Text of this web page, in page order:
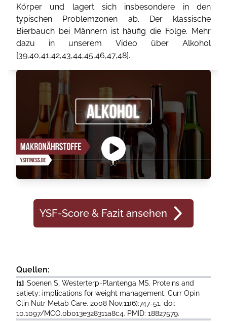
Körper und lagert sich insbesondere in den
typischen Problemzonen ab. Der klassische
Bierbauch bei Männern ist häufig die Folge. Mehr
dazu in unserem Video über Alkohol
[39,40,41,42,43,44,45,46,47,48].
YSF-Score & Fazit ansehen
Quellen:
[1] Soenen S, Westerterp-Plantenga MS. Proteins and
satiety: implications for weight management. Curr Opin
Clin Nutr Metab Care. 2008 Nov;11(6):747-51. doi:
10.1097/MCO.0b013e328311a8c4. PMID: 18827579.